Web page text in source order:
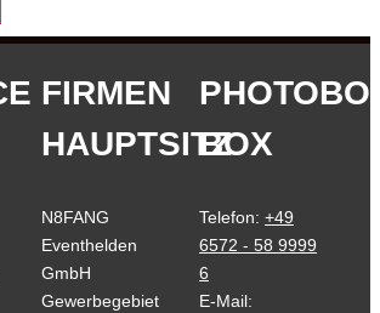
FIRMEN
HAUPTSITZ
N8FANG
Eventhelden
GmbH
Gewerbegebiet
BOX
Telefon: +49
6572 - 58 9999
6
E-Mail: